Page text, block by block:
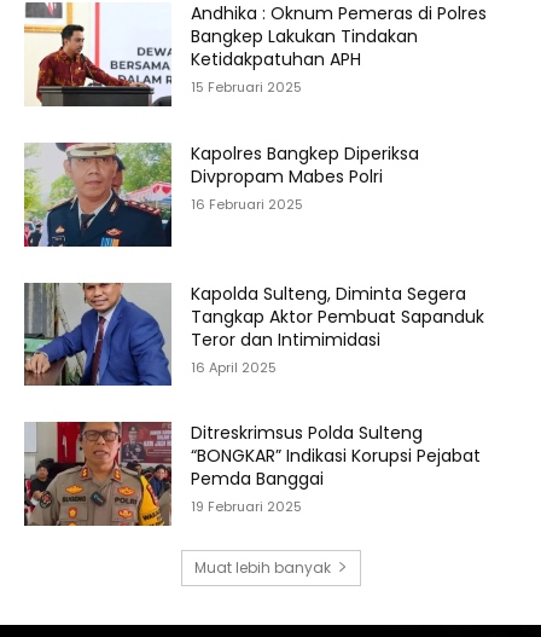
Andhika : Oknum Pemeras di Polres
Bangkep Lakukan Tindakan
Ketidakpatuhan APH
15 Februari 2025
Kapolres Bangkep Diperiksa
Divpropam Mabes Polri
16 Februari 2025
Kapolda Sulteng, Diminta Segera
Tangkap Aktor Pembuat Sapanduk
Teror dan Intimimidasi
16 April 2025
Ditreskrimsus Polda Sulteng
“BONGKAR” Indikasi Korupsi Pejabat
Pemda Banggai
19 Februari 2025
Muat lebih banyak